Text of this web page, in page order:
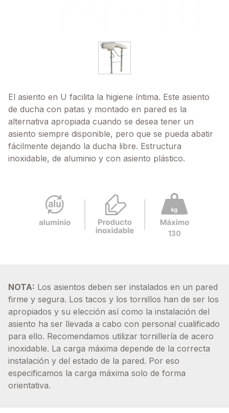
El asiento en U facilita la higiene íntima. Este asiento
de ducha con patas y montado en pared es la
alternativa apropiada cuando se desea tener un
asiento siempre disponible, pero que se pueda abatir
fácilmente dejando la ducha libre. Estructura
inoxidable, de aluminio y con asiento plástico.
130
NOTA: Los asientos deben ser instalados en un pared
firme y segura. Los tacos y los tornillos han de ser los
apropiados y su elección así como la instalación del
asiento ha ser llevada a cabo con personal cualificado
para ello. Recomendamos utilizar tornillería de acero
inoxidable. La carga máxima depende de la correcta
instalación y del estado de la pared. Por eso
especificamos la carga máxima solo de forma
orientativa.